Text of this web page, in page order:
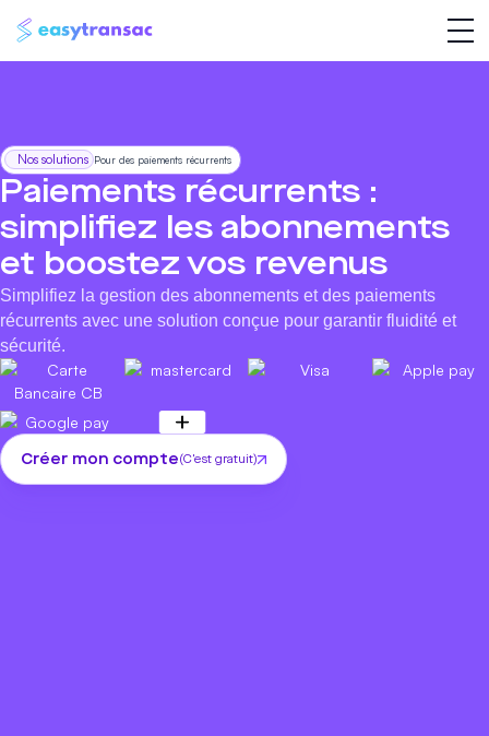
Nos solutions Pour des paiements récurrents
Paiements récurrents :
simplifiez les abonnements
et boostez vos revenus
Simplifiez la gestion des abonnements et des paiements
récurrents avec une solution conçue pour garantir fluidité et
sécurité.
Créer mon compte(C'est gratuit)